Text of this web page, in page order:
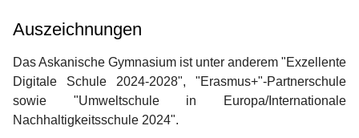
Auszeichnungen
Das Askanische Gymnasium ist unter anderem "Exzellente
Digitale Schule 2024-2028", "Erasmus+"-Partnerschule
sowie "Umweltschule in Europa/Internationale
Nachhaltigkeitsschule 2024".